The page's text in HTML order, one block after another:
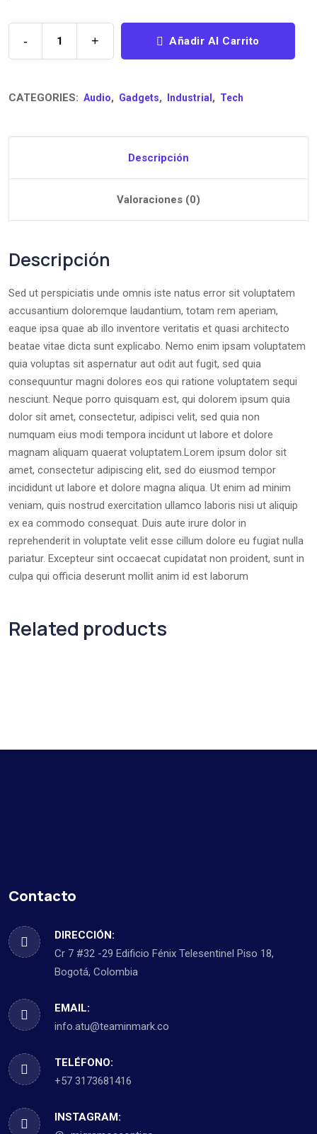
- + Añadir Al Carrito
CATEGORIES: Audio, Gadgets, Industrial , Tech
Descripción
Valoraciones (0)
Descripción
Sed ut perspiciatis unde omnis iste natus error sit voluptatem
accusantium doloremque laudantium, totam rem aperiam,
eaque ipsa quae ab illo inventore veritatis et quasi architecto
beatae vitae dicta sunt explicabo. Nemo enim ipsam voluptatem
quia voluptas sit aspernatur aut odit aut fugit, sed quia
consequuntur magni dolores eos qui ratione voluptatem sequi
nesciunt. Neque porro quisquam est, qui dolorem ipsum quia
dolor sit amet, consectetur, adipisci velit, sed quia non
numquam eius modi tempora incidunt ut labore et dolore
magnam aliquam quaerat voluptatem.Lorem ipsum dolor sit
amet, consectetur adipiscing elit, sed do eiusmod tempor
incididunt ut labore et dolore magna aliqua. Ut enim ad minim
veniam, quis nostrud exercitation ullamco laboris nisi ut aliquip
ex ea commodo consequat. Duis aute irure dolor in
reprehenderit in voluptate velit esse cillum dolore eu fugiat nulla
pariatur. Excepteur sint occaecat cupidatat non proident, sunt in
culpa qui officia deserunt mollit anim id est laborum
Related products
Contacto
DIRECCIÓN:
Cr 7 #32 -29 Edificio Fénix Telesentinel Piso 18,
Bogotá, Colombia
EMAIL:
info.atu@teaminmark.co
TELÉFONO:
+57 3173681416
INSTAGRAM: